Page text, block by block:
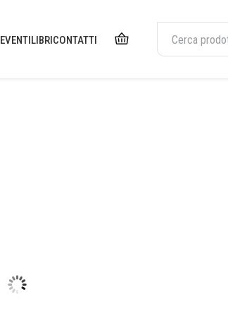
EVENTILIBRICONTATTI